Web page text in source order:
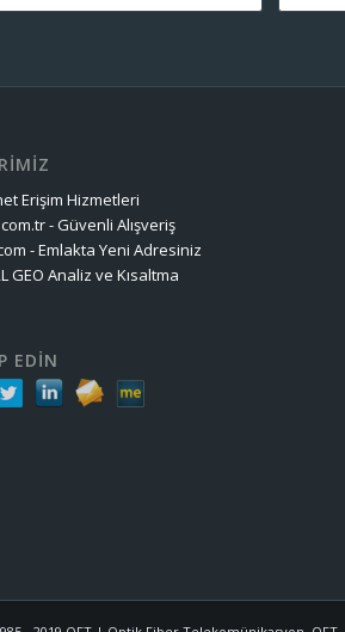
Erişim Hizmetleri
- Güvenli Alışveriş
- Emlakta Yeni Adresiniz
GEO Analiz ve Kısaltma
EDİN